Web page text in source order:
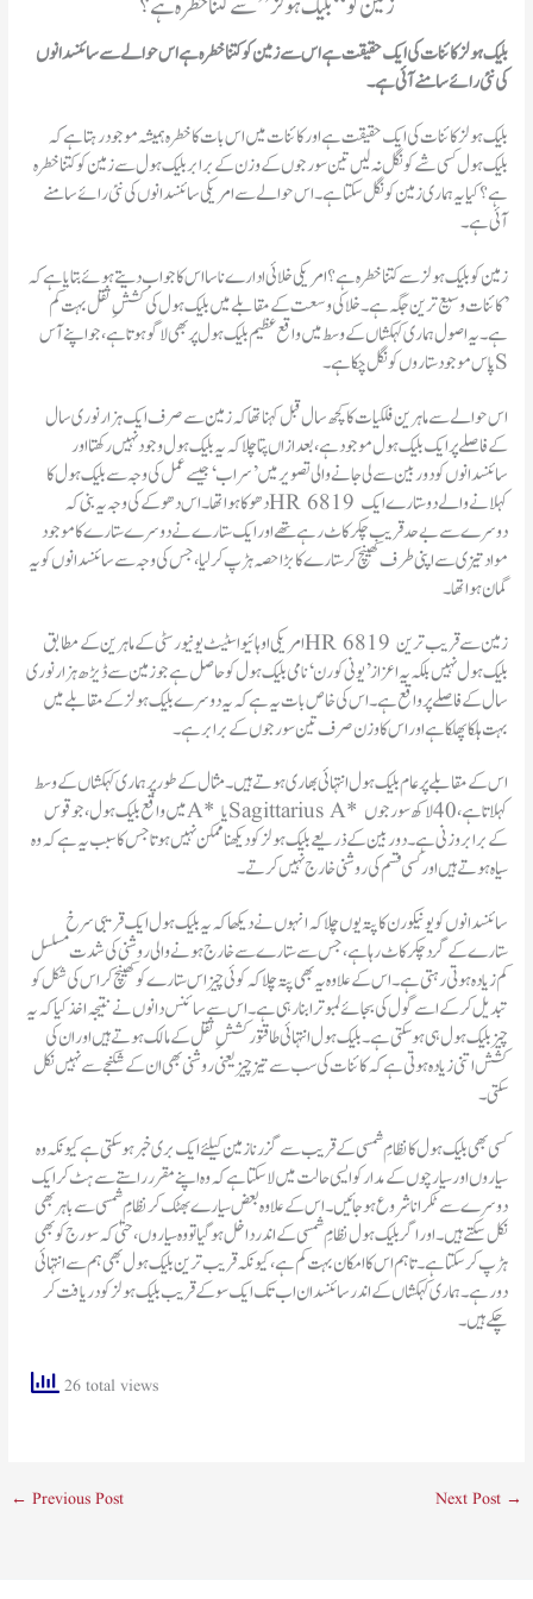
بلیک ہولز کائنات کی ایک حقیقت ہے اس سے زمین کو کتنا خطرہ ہے اس حوالے سے سائنسدانوں
کی نئی رائے سامنے آئی ہے۔
بلیک ہول کسی شے کو نگل نہ لیں تین سورجوں کے وزن کے برابر بلیک ہول سے زمین کو کتنا خطرہ
ہے؟ کیا یہ ہماری زمین کو نگل سکتا ہے۔ اس حوالے سے امریکی سائنسدانوں کی نئی رائے سامنے
آئی ہے۔
زمین کو بلیک ہولز سے کتنا خطرہ ہے؟ امریکی خلائی ادارے ناسا اس کا جواب دیتے ہوئے بتایا ہے کہ
’کائنات وسیع ترین جگہ ہے۔ خلا کی وسعت کے مقابلے میں بلیک ہول کی کششِ ثقل بہت کم
ہے۔ یہ اصول ہماری کہکشاں کے وسط میں واقع عظیم بلیک ہول پر بھی لاگو ہوتا ہے، جو اپنے آس
پاس موجود ستاروں کو نگل چکا ہے۔S
اس حوالے سے ماہرین فلکیات کا کچھ سال قبل کہنا تھا کہ زمین سے صرف ایک ہزار نوری سال
کے فاصلے پر ایک بلیک ہول موجود ہے، بعدازاں پتا چلا کہ یہ بلیک ہول وجود نہیں رکھتا اور
سائنسدانوں کو دوربین سے لی جانے والی تصویر میں ’سراب‘ جیسے عمل کی وجہ سے بلیک ہول کا
دھوکا ہوا تھا۔ اس دھوکے کی وجہ یہ بنی کہ HR 6819 کہلانے والے دو ستارے ایک
دوسرے سے بے حد قریب چکر کاٹ رہے تھے اور ایک ستارے نے دوسرے ستارے کا موجود
مواد تیزی سے اپنی طرف کھینچ کر ستارے کا بڑا حصہ ہڑپ کر لیا، جس کی وجہ سے سائنسدانوں کو یہ
گمان ہوا تھا۔
امریکی اوہائیو اسٹیٹ یونیورسٹی کے ماہرین کے مطابق HR 6819 زمین سے قریب ترین
بلیک ہول نہیں بلکہ یہ اعزاز ’یونی کورن‘ نامی بلیک ہول کو حاصل ہے جو زمین سے ڈیڑھ ہزار نوری
سال کے فاصلے پر واقع ہے۔ اس کی خاص بات یہ ہے کہ یہ دوسرے بلیک ہولز کے مقابلے میں
بہت ہلکا پھلکا ہے اور اس کا وزن صرف تین سورجوں کے برابر ہے۔
اس کے مقابلے پر عام بلیک ہول انتہائی بھاری ہوتے ہیں۔ مثال کے طور پر ہماری کہکشاں کے وسط
میں واقع بلیک ہول، جو قوس A* یا Sagittarius A* کہلاتا ہے، 40 لاکھ سورجوں
کے برابر وزنی ہے۔ دوربین کے ذریعے بلیک ہولز کو دیکھنا ممکن نہیں ہوتا جس کا سبب یہ ہے کہ وہ
سیاہ ہوتے ہیں اور کسی قسم کی روشنی خارج نہیں کرتے۔
سائنسدانوں کو یونیکورن کا پتہ یوں چلا کہ انہوں نے دیکھا کہ یہ بلیک ہول ایک قریبی سرخ
ستارے کے گرد چکر کاٹ رہا ہے، جس سے ستارے سے خارج ہونے والی روشنی کی شدت مسلسل
کم زیادہ ہوتی رہتی ہے۔ اس کے علاوہ یہ بھی پتہ چلا کہ کوئی چیز اس ستارے کو کھینچ کر اس کی شکل کو
تبدیل کر کے اسے گول کی بجائے لمبوترا بنا رہی ہے۔ اس سے سائنس دانوں نے نتیجہ اخذ کیا کہ یہ
چیز بلیک ہول ہی ہو سکتی ہے۔ بلیک ہول انتہائی طاقتور کششِ ثقل کے مالک ہوتے ہیں اور ان کی
کشش اتنی زیادہ ہوتی ہے کہ کائنات کی سب سے تیز چیز یعنی روشنی بھی ان کے شکنجے سے نہیں نکل
سکتی۔
کسی بھی بلیک ہول کا نظامِ شمسی کے قریب سے گزرنا زمین کیلئے ایک بری خبر ہو سکتی ہے کیونکہ وہ
سیاروں اور سیارچوں کے مدار کو ایسی حالت میں لا سکتا ہے کہ وہ اپنے مقرر راستے سے ہٹ کر ایک
دوسرے سے ٹکرانا شروع ہوجائیں۔ اس کے علاوہ بعض سیارے بھٹک کر نظامِ شمسی سے باہر بھی
نکل سکتے ہیں۔ اور اگر بلیک ہول نظامِ شمسی کے اندر داخل ہو گیا تو وہ سیاروں، حتیٰ کہ سورج کو بھی
ہڑپ کر سکتا ہے۔ تاہم اس کا امکان بہت کم ہے، کیونکہ قریب ترین بلیک ہول بھی ہم سے انتہائی
دور ہے۔ ہماری کہکشاں کے اندر سائنسدان اب تک ایک سو کے قریب بلیک ہولز کو دریافت کر
چکے ہیں۔
26 total views
← Previous Post Next Post →